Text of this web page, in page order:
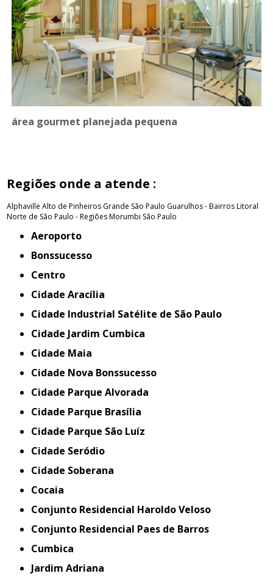
área gourmet planejada pequena
Regiões onde a atende :
Alphaville Alto de Pinheiros Grande São Paulo Guarulhos - BairrosLitoral
Norte de São Paulo - RegiõesMorumbi São Paulo
Aeroporto
Bonssucesso
Centro
Cidade Aracília
Cidade Industrial Satélite de São Paulo
Cidade Jardim Cumbica
Cidade Maia
Cidade Nova Bonssucesso
Cidade Parque Alvorada
Cidade Parque Brasília
Cidade Parque São Luíz
Cidade Seródio
Cidade Soberana
Cocaia
Conjunto Residencial Haroldo Veloso
Conjunto Residencial Paes de Barros
Cumbica
Jardim Adriana